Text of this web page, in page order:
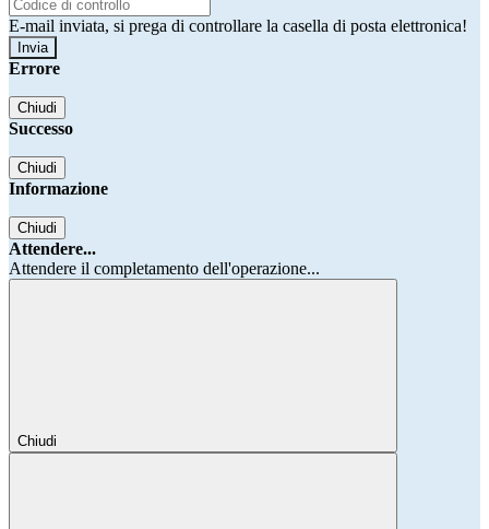
E-mail inviata, si prega di controllare la casella di posta elettronica!
Errore
Chiudi
Successo
Chiudi
Informazione
Chiudi
Attendere...
Attendere il completamento dell'operazione...
Chiudi